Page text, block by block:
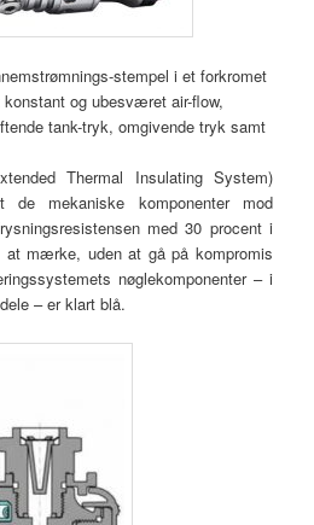
stempel i et forkromet
og ubesværet air-flow,
tank-tryk, omgivende tryk samt
Thermal Insulating System)
de mekaniske komponenter mod
med 30 procent i
at mærke, uden at gå på kompromis
nøglekomponenter – i
– er klart blå.